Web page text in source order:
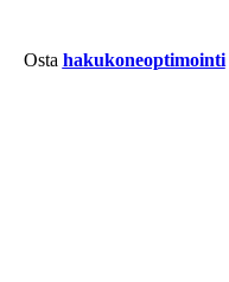
Osta hakukoneoptimointi